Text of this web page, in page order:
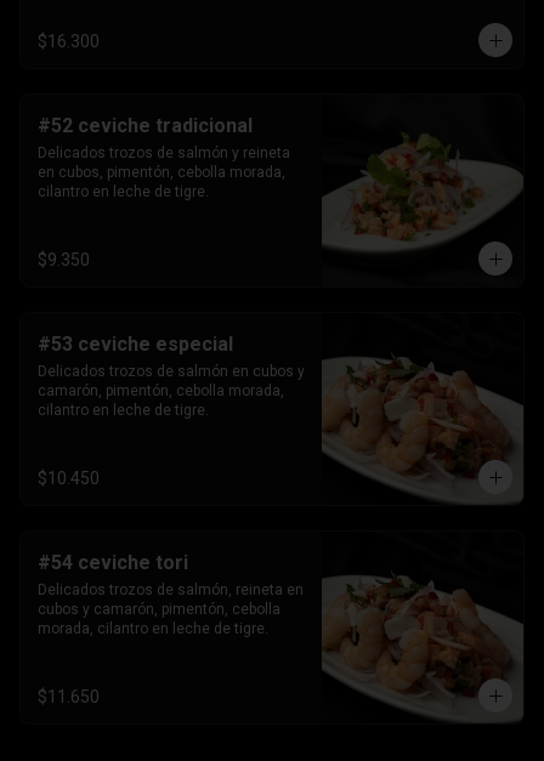
$16.300
#52 ceviche tradicional
Delicados trozos de salmón y reineta
en cubos, pimentón, cebolla morada,
cilantro en leche de tigre.
$9.350
#53 ceviche especial
Delicados trozos de salmón en cubos y
camarón, pimentón, cebolla morada,
cilantro en leche de tigre.
$10.450
#54 ceviche tori
Delicados trozos de salmón, reineta en
cubos y camarón, pimentón, cebolla
morada, cilantro en leche de tigre.
$11.650